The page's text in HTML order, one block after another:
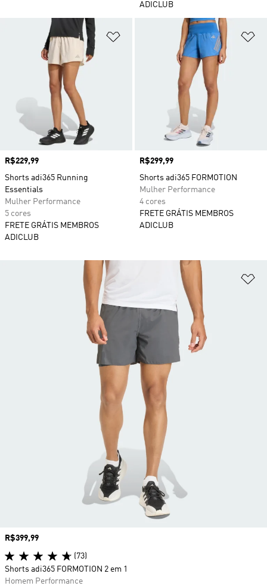
ADICLUB
Adicionar à Lista de Desejos
Preço
R$229,99
Shorts adi365 Running
Essentials
Mulher Performance
5 cores
FRETE GRÁTIS MEMBROS
ADICLUB
Preço
R$299,99
Shorts adi365 FORMOTION
Mulher Performance
4 cores
FRETE GRÁTIS MEMBROS
ADICLUB
Preço
R$399,99
(73)
Shorts adi365 FORMOTION 2 em 1
Homem Performance